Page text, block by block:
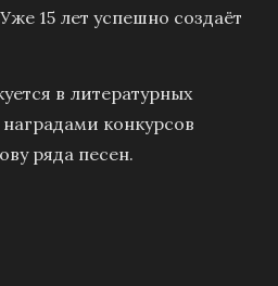
15 лет успешно создаёт
в литературных
конкурсов
ряда песен.